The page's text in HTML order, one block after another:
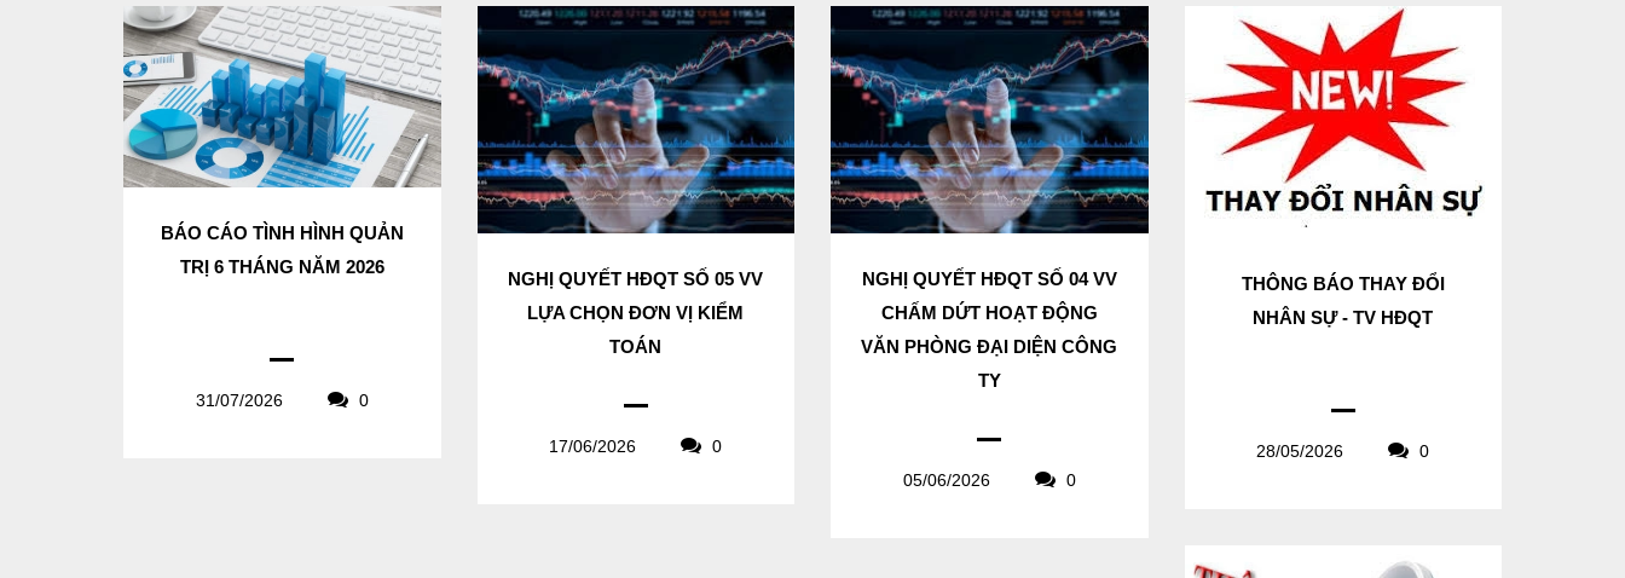
BÁO CÁO TÌNH HÌNH QUẢN
TRỊ 6 THÁNG NĂM 2026
31/07/2026 0
NGHỊ QUYẾT HĐQT SỐ 05 VV
LỰA CHỌN ĐƠN VỊ KIỂM
TOÁN
17/06/2026 0
NGHỊ QUYẾT HĐQT SỐ 04 VV
CHẤM DỨT HOẠT ĐỘNG
VĂN PHÒNG ĐẠI DIỆN CÔNG
TY
05/06/2026 0
THÔNG BÁO THAY ĐỔI
NHÂN SỰ - TV HĐQT
28/05/2026 0